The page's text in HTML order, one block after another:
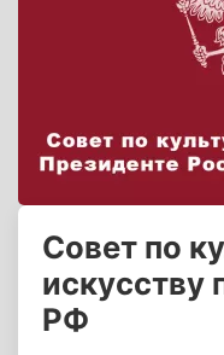
Совет по
искусству
РФ